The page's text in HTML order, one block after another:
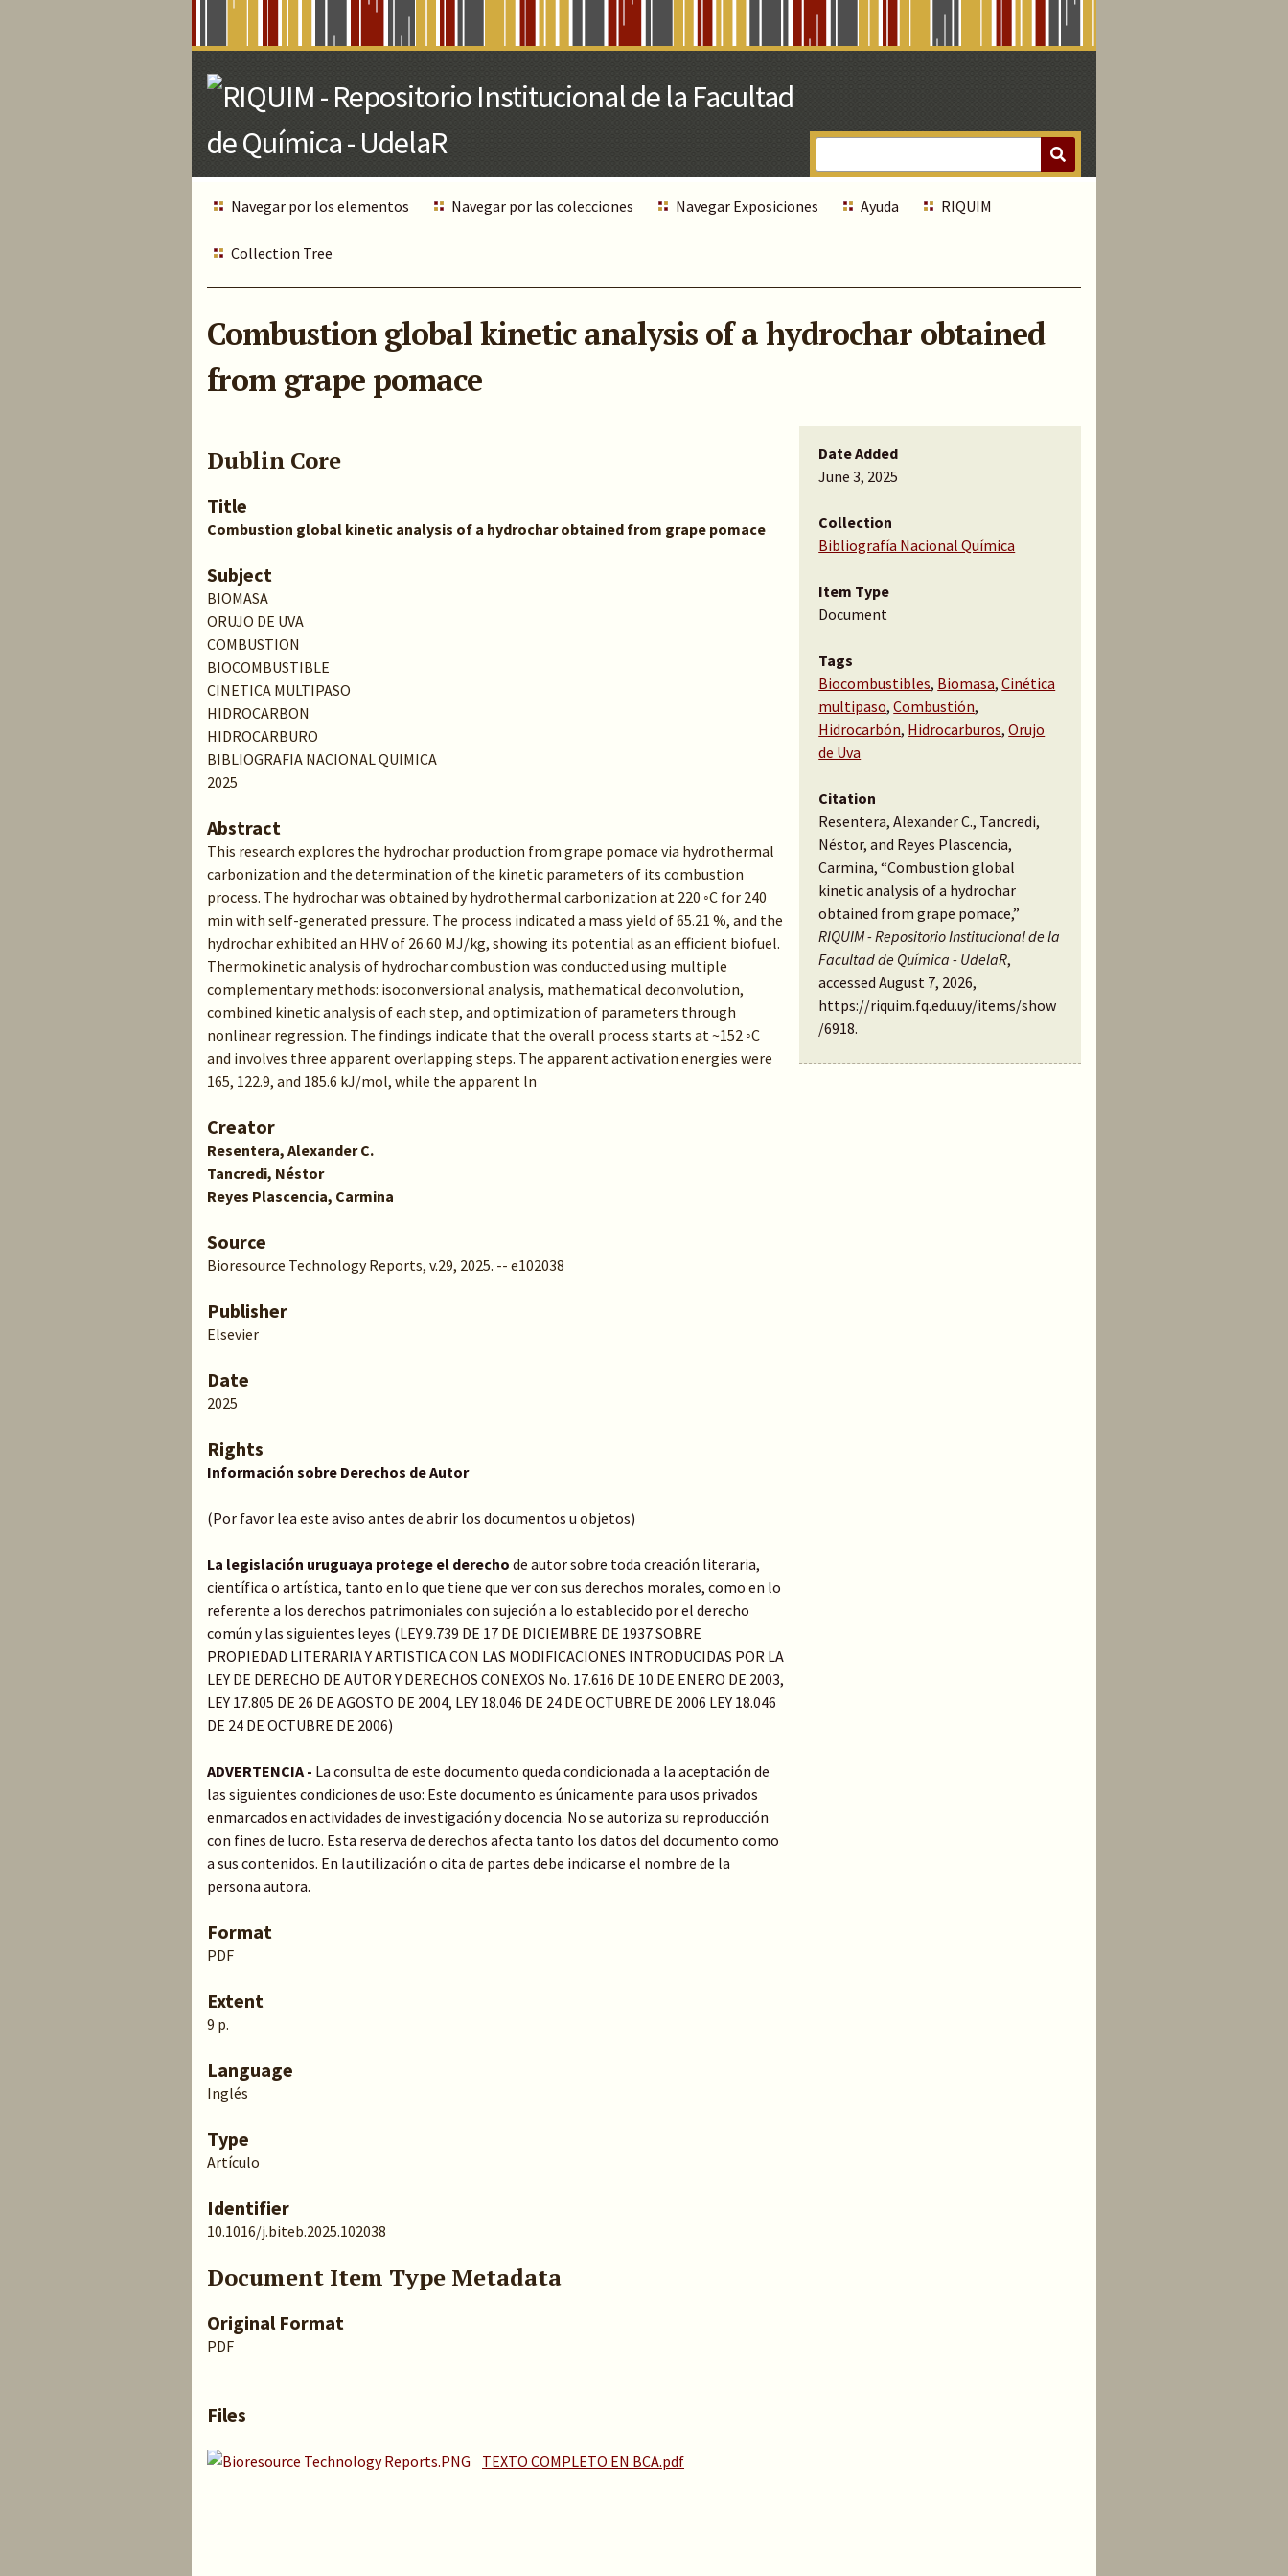
Navegar por los elementos Navegar por las colecciones Navegar Exposiciones Ayuda RIQUIM
Collection Tree
Combustion global kinetic analysis of a hydrochar obtained
from grape pomace
Dublin Core
Title
Combustion global kinetic analysis of a hydrochar obtained from grape pomace
Subject
BIOMASA
ORUJO DE UVA
COMBUSTION
BIOCOMBUSTIBLE
CINETICA MULTIPASO
HIDROCARBON
HIDROCARBURO
BIBLIOGRAFIA NACIONAL QUIMICA
2025
Abstract
This research explores the hydrochar production from grape pomace via hydrothermal
carbonization and the determination of the kinetic parameters of its combustion
process. The hydrochar was obtained by hydrothermal carbonization at 220 ◦C for 240
min with self-generated pressure. The process indicated a mass yield of 65.21 %, and the
hydrochar exhibited an HHV of 26.60 MJ/kg, showing its potential as an efficient biofuel.
Thermokinetic analysis of hydrochar combustion was conducted using multiple
complementary methods: isoconversional analysis, mathematical deconvolution,
combined kinetic analysis of each step, and optimization of parameters through
nonlinear regression. The findings indicate that the overall process starts at ~152 ◦C
and involves three apparent overlapping steps. The apparent activation energies were
165, 122.9, and 185.6 kJ/mol, while the apparent ln
Creator
Resentera, Alexander C.
Tancredi, Néstor
Reyes Plascencia, Carmina
Source
Bioresource Technology Reports, v.29, 2025. -- e102038
Publisher
Elsevier
Date
2025
Rights
Información sobre Derechos de Autor
(Por favor lea este aviso antes de abrir los documentos u objetos)
La legislación uruguaya protege el derecho de autor sobre toda creación literaria,
científica o artística, tanto en lo que tiene que ver con sus derechos morales, como en lo
referente a los derechos patrimoniales con sujeción a lo establecido por el derecho
común y las siguientes leyes (LEY 9.739 DE 17 DE DICIEMBRE DE 1937 SOBRE
PROPIEDAD LITERARIA Y ARTISTICA CON LAS MODIFICACIONES INTRODUCIDAS POR LA
LEY DE DERECHO DE AUTOR Y DERECHOS CONEXOS No. 17.616 DE 10 DE ENERO DE 2003,
LEY 17.805 DE 26 DE AGOSTO DE 2004, LEY 18.046 DE 24 DE OCTUBRE DE 2006 LEY 18.046
DE 24 DE OCTUBRE DE 2006)
ADVERTENCIA - La consulta de este documento queda condicionada a la aceptación de
las siguientes condiciones de uso: Este documento es únicamente para usos privados
enmarcados en actividades de investigación y docencia. No se autoriza su reproducción
con fines de lucro. Esta reserva de derechos afecta tanto los datos del documento como
a sus contenidos. En la utilización o cita de partes debe indicarse el nombre de la
persona autora.
Format
PDF
Extent
9 p.
Language
Inglés
Type
Artículo
Identifier
10.1016/j.biteb.2025.102038
Document Item Type Metadata
Original Format
PDF
Files
TEXTO COMPLETO EN BCA.pdf
Date Added
June 3, 2025
Collection
Bibliografía Nacional Química
Item Type
Document
Tags
Biocombustibles, Biomasa,Cinética
multipaso,Combustión,
Hidrocarbón, Hidrocarburos,Orujo
de Uva
Citation
Resentera, Alexander C., Tancredi,
Néstor, and Reyes Plascencia,
Carmina, “Combustion global
kinetic analysis of a hydrochar
obtained from grape pomace,”
RIQUIM - Repositorio Institucional de la
Facultad de Química - UdelaR,
accessed August 7, 2026,
https://riquim.fq.edu.uy/items/show
/6918.